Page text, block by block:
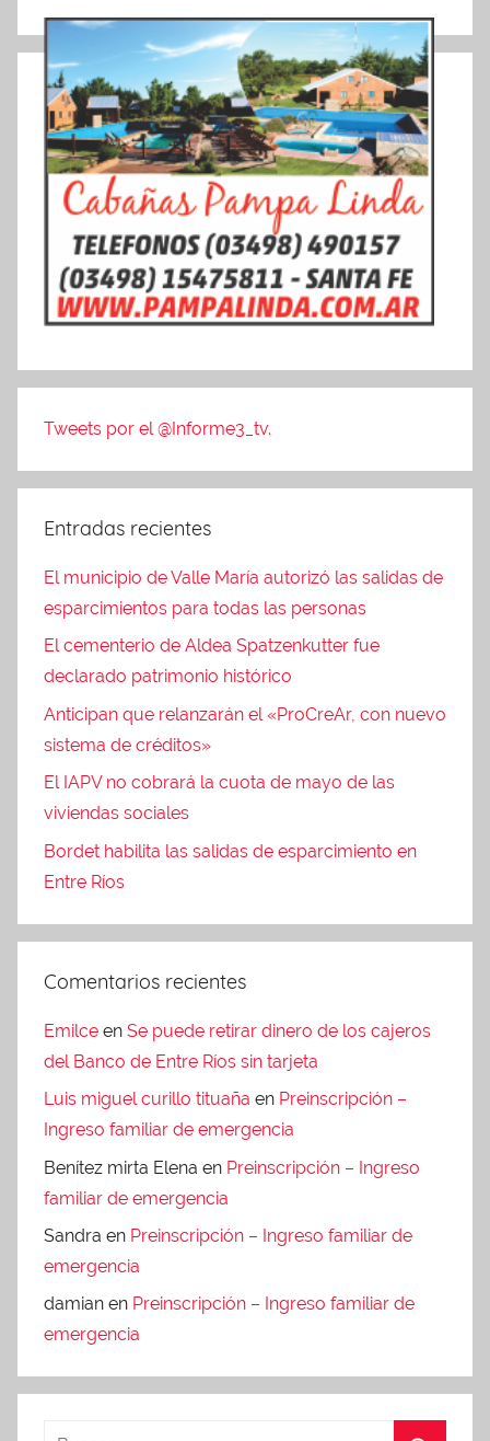
Tweets por el @Informe3_tv.
Entradas recientes
El municipio de Valle María autorizó las salidas de
esparcimientos para todas las personas
El cementerio de Aldea Spatzenkutter fue
declarado patrimonio histórico
Anticipan que relanzarán el «ProCreAr, con nuevo
sistema de créditos»
El IAPV no cobrará la cuota de mayo de las
viviendas sociales
Bordet habilita las salidas de esparcimiento en
Entre Ríos
Comentarios recientes
Emilce en Se puede retirar dinero de los cajeros
del Banco de Entre Ríos sin tarjeta
Luis miguel curillo tituaña en Preinscripción –
Ingreso familiar de emergencia
Benítez mirta Elena en Preinscripción – Ingreso
familiar de emergencia
Sandra en Preinscripción – Ingreso familiar de
emergencia
damian en Preinscripción – Ingreso familiar de
emergencia